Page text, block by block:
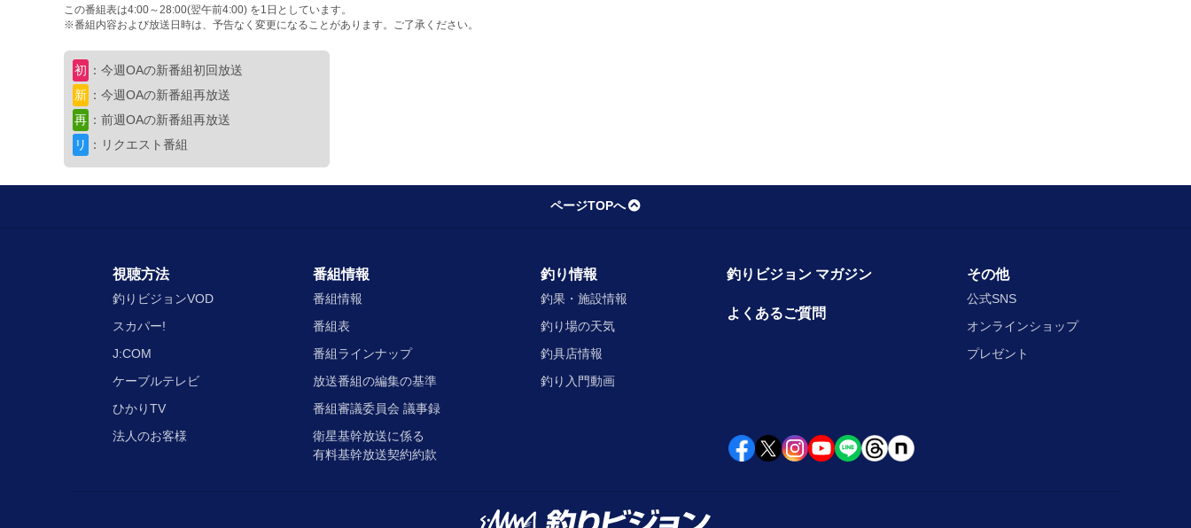
09:00
ショア
海釣り幕営
出演者： 上宮 則幸
ZENSOH流儀
アジングへ行こう！
チヌ道一直線
この番組表は4:00～28:00(翌午前4:00) を1日としています。
※番組内容および放送日時は、予告なく変更になることがあります。ご了承ください。
初 ：今週OAの新番組初回放送
新 ：今週OAの新番組再放送
再 ：前週OAの新番組再放送
リ
：リクエスト番組
ページTOPへ
視聴方法
釣りビジョンVOD
スカパー!
J:COM
ケーブルテレビ
ひかりTV
法人のお客様
番組情報
番組情報
番組表
番組ラインナップ
放送番組の編集の基準
番組審議委員会 議事録
衛星基幹放送に係る
有料基幹放送契約約款
釣り情報
釣果・施設情報
釣り場の天気
釣具店情報
釣り入門動画
釣りビジョン マガジン
よくあるご質問
その他
公式SNS
オンラインショップ
プレゼント